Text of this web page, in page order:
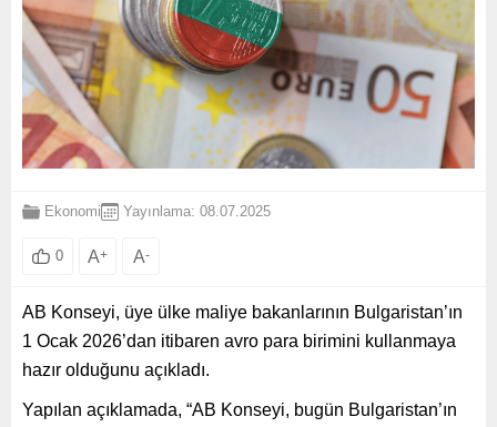
Ekonomi Yayınlama: 08.07.2025
0 A+ A-
AB Konseyi, üye ülke maliye bakanlarının Bulgaristan’ın
1 Ocak 2026’dan itibaren avro para birimini kullanmaya
hazır olduğunu açıkladı.
Yapılan açıklamada, “AB Konseyi, bugün Bulgaristan’ın